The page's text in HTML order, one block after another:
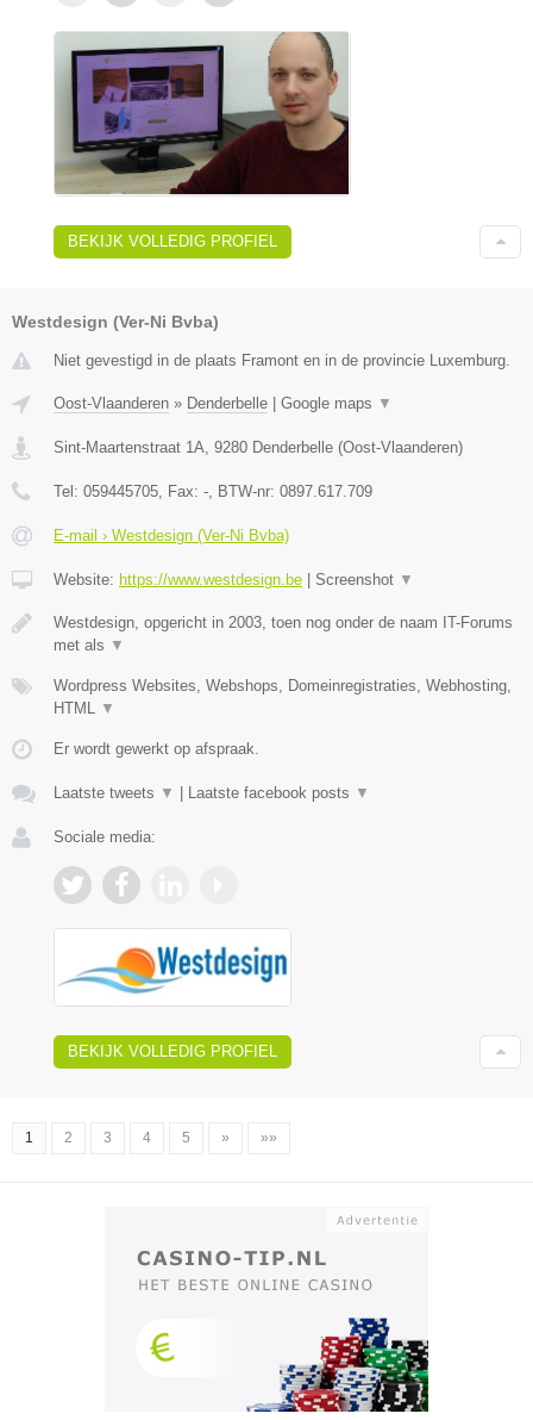
BEKIJK VOLLEDIG PROFIEL
Westdesign (Ver-Ni Bvba)
Niet gevestigd in de plaats Framont en in de provincie Luxemburg.
Oost-Vlaanderen » Denderbelle Google maps ▼
Sint-Maartenstraat 1A 9280 Denderbelle (Oost-Vlaanderen)
Tel: 059445705 , Fax: - , BTW-nr: 0897.617.709
E-mail › Westdesign (Ver-Ni Bvba)
Website: https://www.westdesign.be Screenshot ▼
Westdesign, opgericht in 2003, toen nog onder de naam IT-Forums
met als ▼
Wordpress Websites, Webshops, Domeinregistraties, Webhosting,
HTML
▼
Er wordt gewerkt op afspraak.
Laatste tweets ▼ Laatste facebook posts ▼
Sociale media:
BEKIJK VOLLEDIG PROFIEL
1 2 3 4 5 » »»